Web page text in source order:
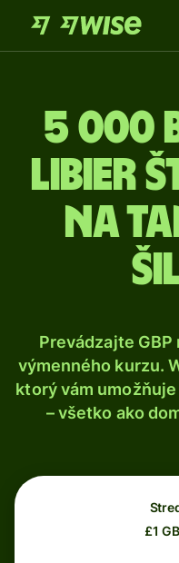
5 000
libier
na
Prevádzajte
výmenného kurzu.
ktorý vám
– všetko ako
£1